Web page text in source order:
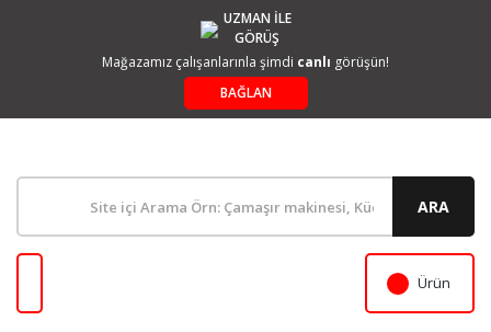
UZMAN İLE
GÖRÜŞ
Mağazamız çalışanlarınla şimdi canlı görüşün!
BAĞLAN
ARA
Ürün